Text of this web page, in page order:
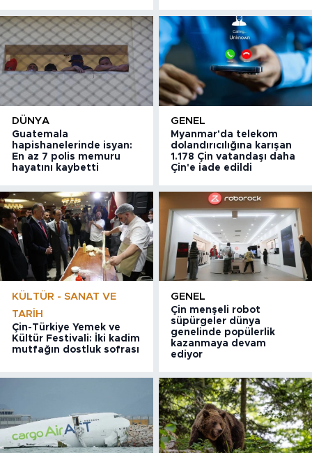
DÜNYA
Guatemala
hapishanelerinde isyan:
En az 7 polis memuru
hayatını kaybetti
GENEL
Myanmar'da telekom
dolandırıcılığına karışan
1.178 Çin vatandaşı daha
Çin'e iade edildi
KÜLTÜR - SANAT VE
TARIH
Çin-Türkiye Yemek ve
Kültür Festivali: İki kadim
mutfağın dostluk sofrası
GENEL
Çin menşeli robot
süpürgeler dünya
genelinde popülerlik
kazanmaya devam
ediyor